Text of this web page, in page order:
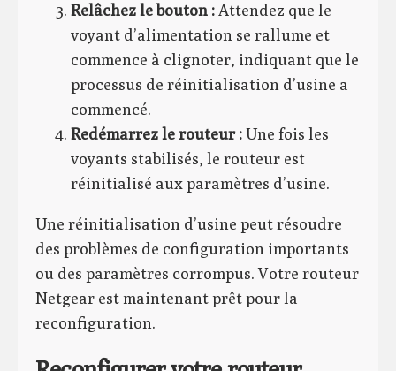
Relâchez le bouton : Attendez que le
voyant d’alimentation se rallume et
commence à clignoter, indiquant que le
processus de réinitialisation d’usine a
commencé.
Redémarrez le routeur :Une fois les
voyants stabilisés, le routeur est
réinitialisé aux paramètres d’usine.
Une réinitialisation d’usine peut résoudre
des problèmes de configuration importants
ou des paramètres corrompus. Votre routeur
Netgear est maintenant prêt pour la
reconfiguration.